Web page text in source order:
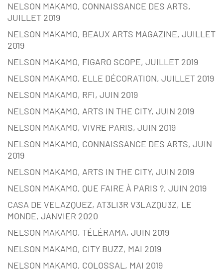
NELSON MAKAMO, CONNAISSANCE DES ARTS,
JUILLET 2019
NELSON MAKAMO, BEAUX ARTS MAGAZINE, JUILLET
2019
NELSON MAKAMO, FIGARO SCOPE, JUILLET 2019
NELSON MAKAMO, ELLE DÉCORATION, JUILLET 2019
NELSON MAKAMO, RFI, JUIN 2019
NELSON MAKAMO, ARTS IN THE CITY, JUIN 2019
NELSON MAKAMO, VIVRE PARIS, JUIN 2019
NELSON MAKAMO, CONNAISSANCE DES ARTS, JUIN
2019
NELSON MAKAMO, ARTS IN THE CITY, JUIN 2019
NELSON MAKAMO, QUE FAIRE À PARIS ?, JUIN 2019
CASA DE VELAZQUEZ, AT3LI3R V3LAZQU3Z, LE
MONDE, JANVIER 2020
NELSON MAKAMO, TÉLÉRAMA, JUIN 2019
NELSON MAKAMO, CITY BUZZ, MAI 2019
NELSON MAKAMO, COLOSSAL, MAI 2019